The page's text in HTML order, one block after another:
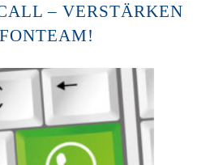
– VERSTÄRKEN